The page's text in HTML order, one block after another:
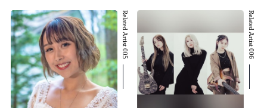
Related Artist 005 Related Artist 006